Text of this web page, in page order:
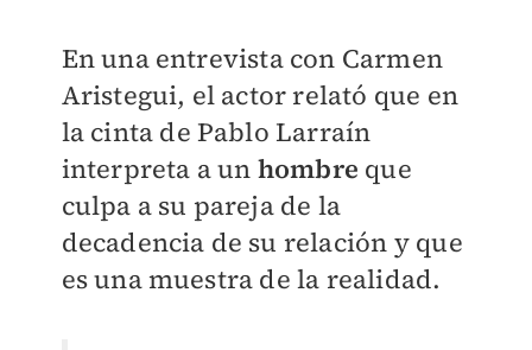
En una entrevista con Carmen
Aristegui, el actor relató que en
la cinta de Pablo Larraín
interpreta a un hombre que
culpa a su pareja de la
decadencia de su relación y que
es una muestra de la realidad.